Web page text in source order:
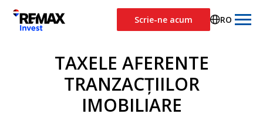
Scrie-ne acum RO
TAXELE AFERENTE
TRANZACȚIILOR
IMOBILIARE